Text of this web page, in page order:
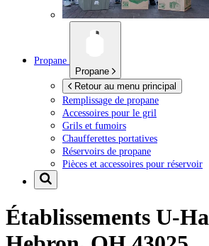
Propane
Propane
Retour au menu principal
Remplissage de propane
Accessoires pour le gril
Grils et fumoirs
Chaufferettes portatives
Réservoirs de propane
Pièces et accessoires pour réservoir
Établissements U-